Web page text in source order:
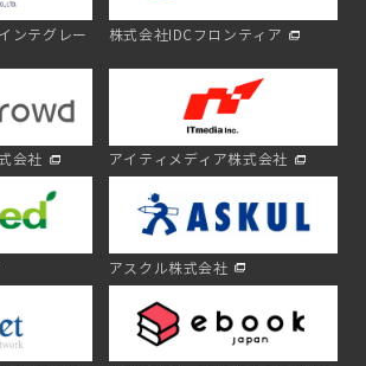
ンテグレー
株式会社IDCフロンティア
会社 アイティメディア株式会社
アスクル株式会社